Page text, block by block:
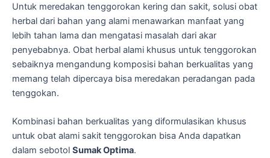
Untuk meredakan tenggorokan kering dan sakit, solusi obat
herbal dari bahan yang alami menawarkan manfaat yang
lebih tahan lama dan mengatasi masalah dari akar
penyebabnya. Obat herbal alami khusus untuk tenggorokan
sebaiknya mengandung komposisi bahan berkualitas yang
memang telah dipercaya bisa meredakan peradangan pada
tenggokan.
Kombinasi bahan berkualitas yang diformulasikan khusus
untuk obat alami sakit tenggorokan bisa Anda dapatkan
dalam sebotol Sumak Optima.